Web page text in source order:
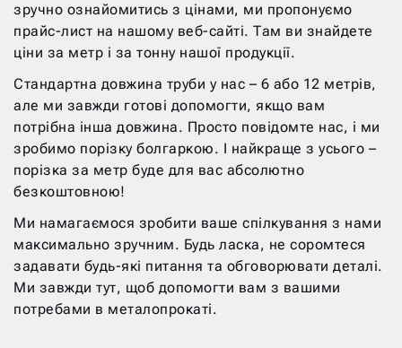
зручно ознайомитись з цінами, ми пропонуємо
прайс-лист на нашому веб-сайті. Там ви знайдете
ціни за метр і за тонну нашої продукції.
Стандартна довжина труби у нас – 6 або 12 метрів,
але ми завжди готові допомогти, якщо вам
потрібна інша довжина. Просто повідомте нас, і ми
зробимо порізку болгаркою. І найкраще з усього –
порізка за метр буде для вас абсолютно
безкоштовною!
Ми намагаємося зробити ваше спілкування з нами
максимально зручним. Будь ласка, не соромтеся
задавати будь-які питання та обговорювати деталі.
Ми завжди тут, щоб допомогти вам з вашими
потребами в металопрокаті.